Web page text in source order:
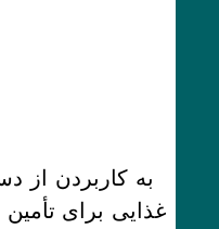
به کاربردن از
غذایی برای